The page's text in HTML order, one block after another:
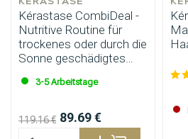
Kérastase CombiDeal -
Nutritive Routine für
trockenes oder durch die
Sonne geschädigtes
3-5 Arbeitstage
119.16 € 89.69 €